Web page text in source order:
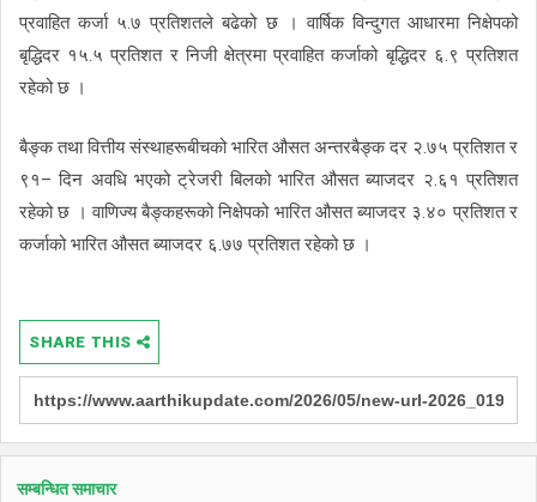
प्रवाहित कर्जा ५.७ प्रतिशतले बढेको छ । वार्षिक विन्दुगत आधारमा निक्षेपको
बृद्धिदर १५.५ प्रतिशत र निजी क्षेत्रमा प्रवाहित कर्जाको बृद्धिदर ६.९ प्रतिशत
रहेको छ ।
बैङ्क तथा वित्तीय संस्थाहरूबीचको भारित औसत अन्तरबैङ्क दर २.७५ प्रतिशत र
९१– दिन अवधि भएको ट्रेजरी बिलको भारित औसत ब्याजदर २.६१ प्रतिशत
रहेको छ । वाणिज्य बैङ्कहरूको निक्षेपको भारित औसत ब्याजदर ३.४० प्रतिशत र
कर्जाको भारित औसत ब्याजदर ६.७७ प्रतिशत रहेको छ ।
SHARE THIS
सम्बन्धित समाचार